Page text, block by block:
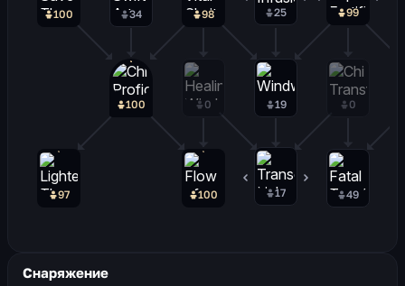
100
100
100
99
98
97 49
34 25
19
17
0 0
Снаряжение